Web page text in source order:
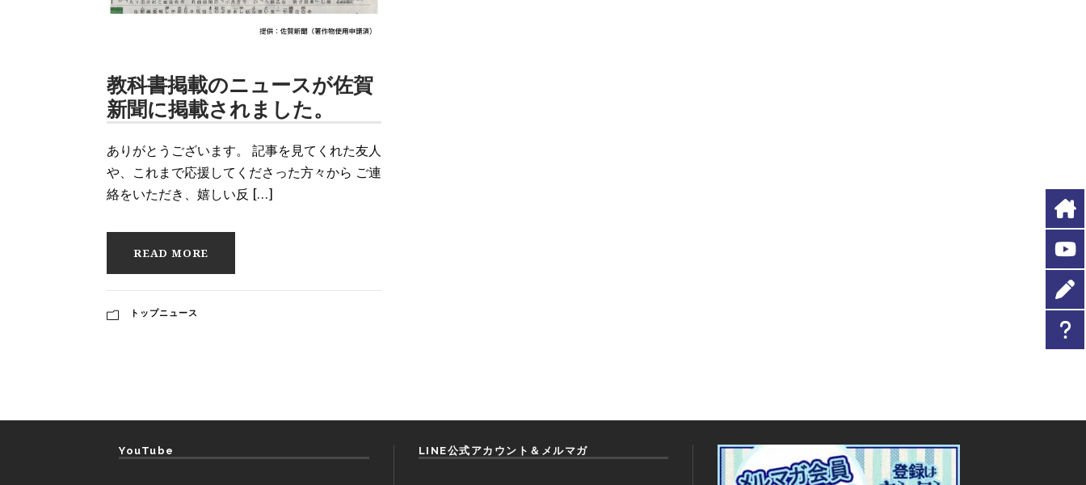
教科書掲載のニュースが佐賀
新聞に掲載されました。
ありがとうございます。 記事を見てくれた友人
や、これまで応援してくださった方々から ご連
絡をいただき、嬉しい反 […]
READ MORE
トップニュース
YouTube LINE公式アカウント＆メルマガ